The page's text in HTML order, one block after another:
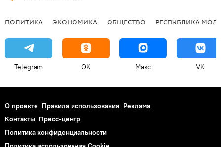
ПОЛИТИКА ЭКОНОМИКА ОБЩЕСТВО РЕСПУБЛИКА
Telegram OK Макс VK
О проекте Правила использования Реклама
Контакты Пресс-центр
Политика конфиденциальности